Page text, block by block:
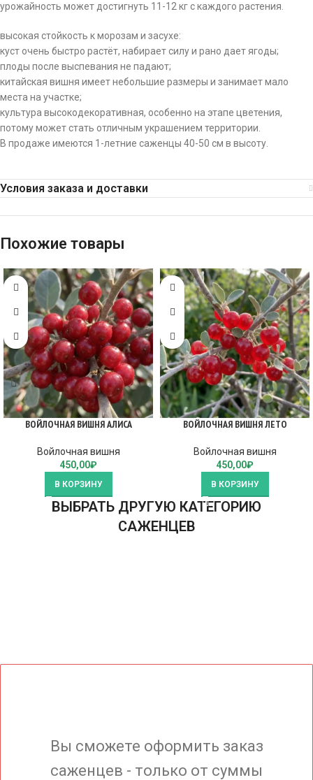
урожайность может достигнуть 11-12 кг с каждого растения.
высокая стойкость к морозам и засухе:
куст очень быстро растёт, набирает силу и рано дает ягоды;
плоды после выспевания не падают;
китайская вишня имеет небольшие размеры и занимает мало
места на участке;
культура высокодекоративная, особенно на этапе цветения,
потому может стать отличным украшением территории.
В продаже имеются 1-летние саженцы 40-50 см в высоту.
Условия заказа и доставки
Похожие товары
ВОЙЛОЧНАЯ ВИШНЯ АЛИСА
Войлочная вишня
450,00₽
В КОРЗИНУ
ВОЙЛОЧНАЯ ВИШНЯ ЛЕТО
Войлочная вишня
450,00₽
В КОРЗИНУ
ВЫБРАТЬ ДРУГУЮ КАТЕГОРИЮ
САЖЕНЦЕВ
Вы сможете оформить заказ
саженцев - только от суммы